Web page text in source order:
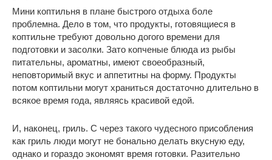
Мини коптильня в плане быстрого отдыха боле
проблемна. Дело в том, что продукты, готовящиеся в
коптильне требуют довольно догого времени для
подготовки и засолки. Зато копченые блюда из рыбы
питательны, ароматны, имеют своеобразный,
неповторимый вкус и аппетитны на форму. Продукты
потом коптильни могут храниться достаточно длительно в
всякое время года, являясь красивой едой.
И, наконец, гриль. С через такого чудесного присобления
как гриль люди могут не бонально делать вкусную еду,
однако и гораздо экономят время готовки. Разительно